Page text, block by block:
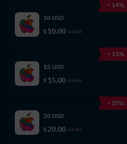
- 14%
10 USD
$ 10.00 11.60
- 15%
15 USD
$ 15.00 17.50
- 15%
20 USD
$ 20.00 23.50